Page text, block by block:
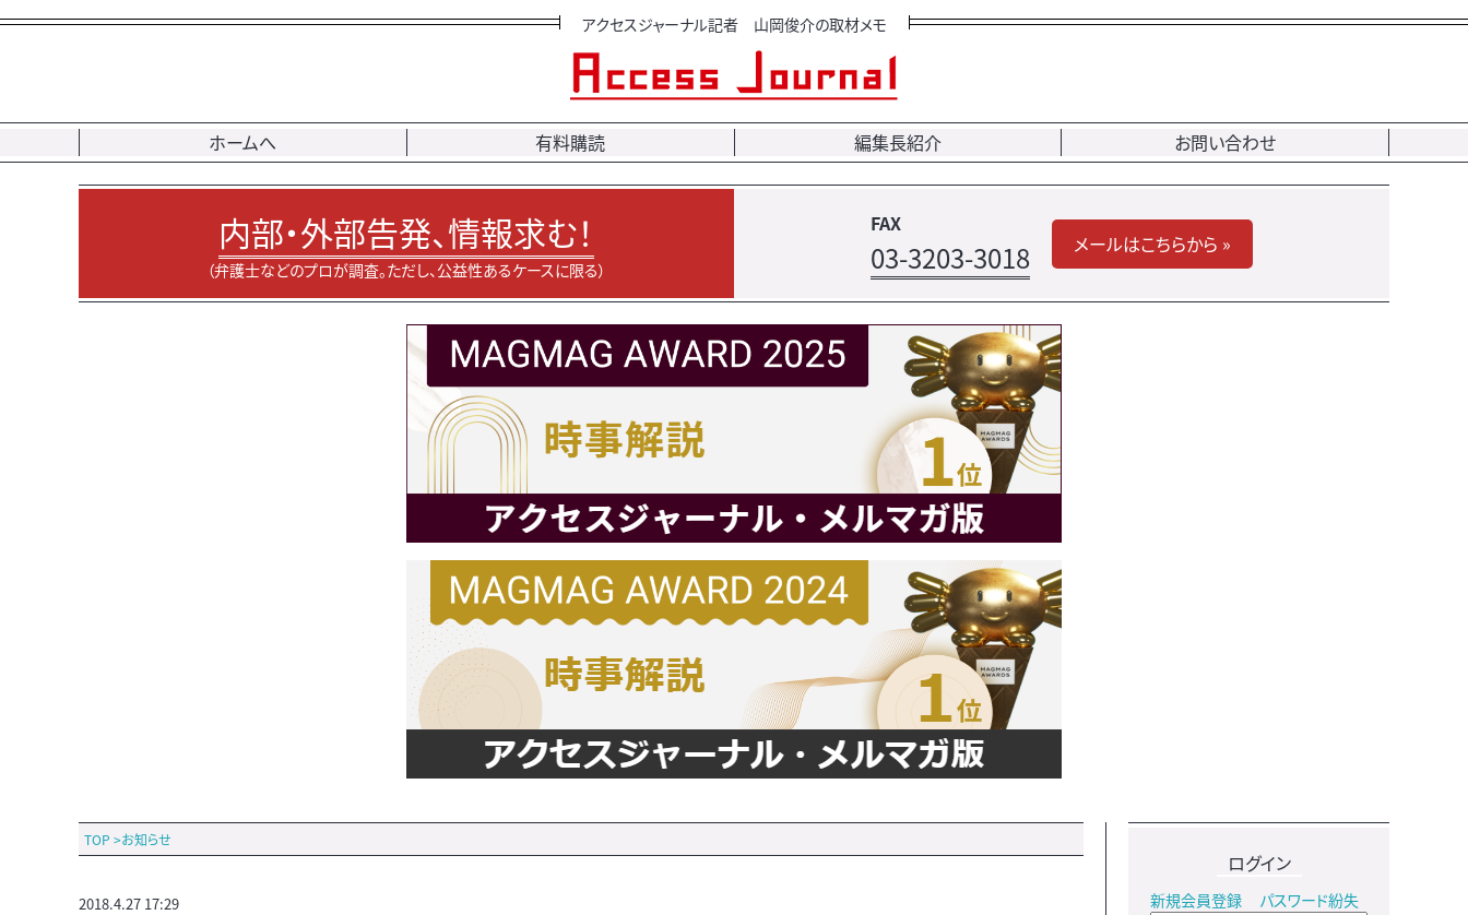
アクセスジャーナル記者 山岡俊介の取材メモ
ホームへ 有料購読 編集長紹介 お問い合わせ
内部・外部告発、情報求む！
（弁護士などのプロが調査。ただし、公益性あるケースに限る）
FAX
03-3203-3018 メールはこちらから »
TOP >お知らせ
2018.4.27 17:29
ログイン
新規会員登録 パスワード紛失